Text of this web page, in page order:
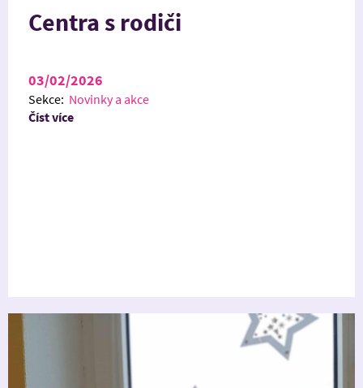
Centra s rodiči
03/02/2026
Sekce: Novinky a akce
Číst více